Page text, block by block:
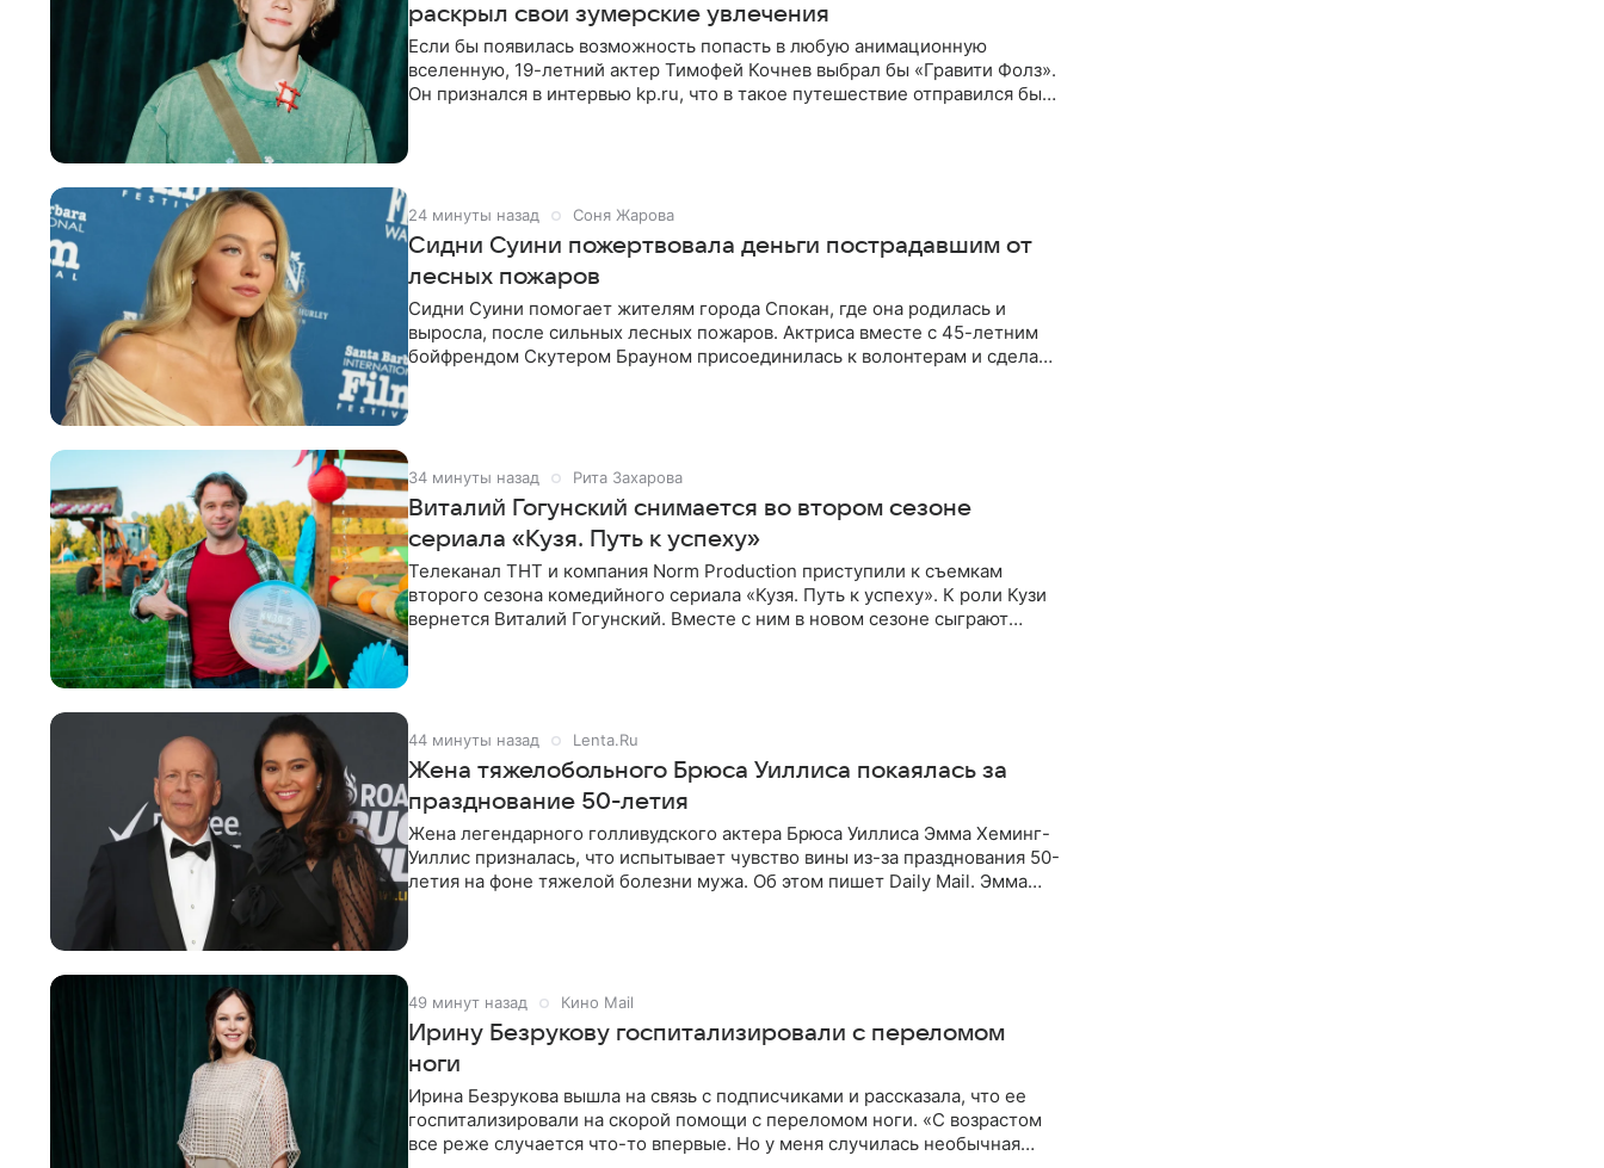
раскрыл свои зумерские увлечения
Если бы появилась возможность попасть в любую анимационную
вселенную, 19-летний актер Тимофей Кочнев выбрал бы «Гравити Фолз».
Он признался в интервью kp.ru, что в такое путешествие отправился бы
24 минуты назад Соня Жарова
Сидни Суини пожертвовала деньги пострадавшим от
лесных пожаров
Сидни Суини помогает жителям города Спокан, где она родилась и
выросла, после сильных лесных пожаров. Актриса вместе с 45-летним
бойфрендом Скутером Брауном присоединилась к волонтерам и сделала
34 минуты назад Рита Захарова
Виталий Гогунский снимается во втором сезоне
сериала «Кузя. Путь к успеху»
Телеканал ТНТ и компания Norm Production приступили к съемкам
второго сезона комедийного сериала «Кузя. Путь к успеху». К роли Кузи
вернется Виталий Гогунский. Вместе с ним в новом сезоне сыграют
44 минуты назад Lenta.Ru
Жена тяжелобольного Брюса Уиллиса покаялась за
празднование 50-летия
Жена легендарного голливудского актера Брюса Уиллиса Эмма Хеминг-
Уиллис призналась, что испытывает чувство вины из-за празднования 50-
летия на фоне тяжелой болезни мужа. Об этом пишет Daily Mail. Эмма
49 минут назад Кино Mail
Ирину Безрукову госпитализировали с переломом
ноги
Ирина Безрукова вышла на связь с подписчиками и рассказала, что ее
госпитализировали на скорой помощи с переломом ноги. «С возрастом
все реже случается что-то впервые. Но у меня случилась необычная